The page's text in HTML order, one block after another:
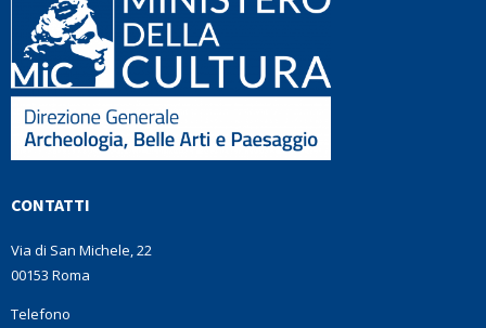
CONTATTI
Via di San Michele, 22
00153 Roma
Telefono